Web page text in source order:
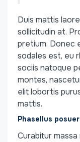
Duis mattis
sollicitudin at.
pretium. Donec
sodales est, eu
sociis natoque
montes,
elit lobortis
mattis.
Phasellus
Curabitur